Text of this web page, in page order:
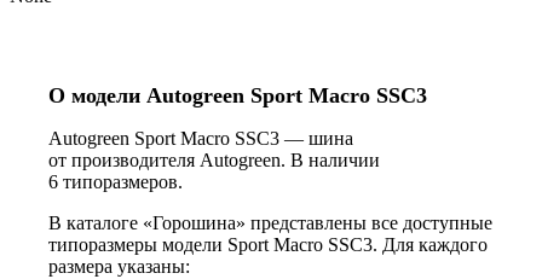
О модели Autogreen Sport Macro SSC3
Autogreen Sport Macro SSC3 — шина
от производителя Autogreen. В наличии
6 типоразмеров.
В каталоге «Горошина» представлены все доступные
типоразмеры модели Sport Macro SSC3. Для каждого
размера указаны: